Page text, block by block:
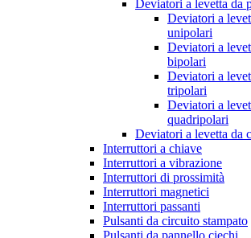
Deviatori a levetta da
Deviatori a
unipolari
Deviatori a
bipolari
Deviatori a
tripolari
Deviatori a
quadripolari
Deviatori a levetta da
Interruttori a chiave
Interruttori a vibrazione
Interruttori di prossimità
Interruttori magnetici
Interruttori passanti
Pulsanti da circuito stampato